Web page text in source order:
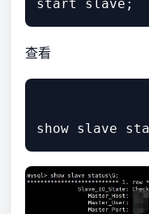
查看